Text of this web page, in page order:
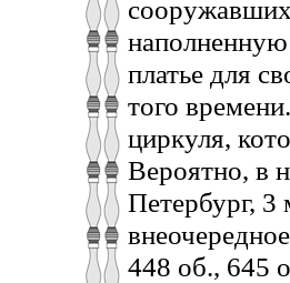
платье для
того
циркуля,
Вероятно, в
Петербург, 3
448 об., 645